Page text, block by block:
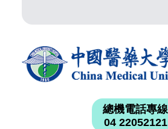
總機電話專線
04 22052121